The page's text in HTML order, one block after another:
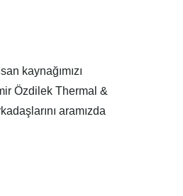
kaynağımızı
Özdilek Thermal &
aramızda